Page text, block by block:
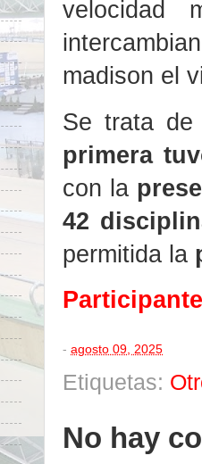
velocidad
madison el
Se trata de
primera
con la
42
permitida la
- agosto 09, 2025
Etiquetas:
No hay